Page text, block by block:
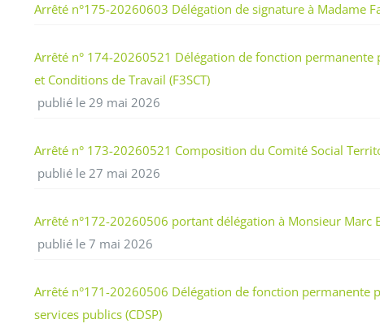
Arrêté n°175-20260603 Délégation de signature à Madame
Arrêté n° 174-20260521 Délégation de fonction permanente
et Conditions de Travail (F3SCT)
publié le 29 mai 2026
Arrêté n° 173-20260521 Composition du Comité Social
publié le 27 mai 2026
Arrêté n°172-20260506 portant délégation à Monsieur Marc
publié le 7 mai 2026
Arrêté n°171-20260506 Délégation de fonction permanente
services publics (CDSP)